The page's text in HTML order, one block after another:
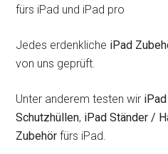
fürs iPad und iPad pro
Jedes erdenkliche iPad
von uns geprüft.
Unter anderem testen wir
Schutzhüllen, iPad Ständer /
Zubehör fürs iPad.